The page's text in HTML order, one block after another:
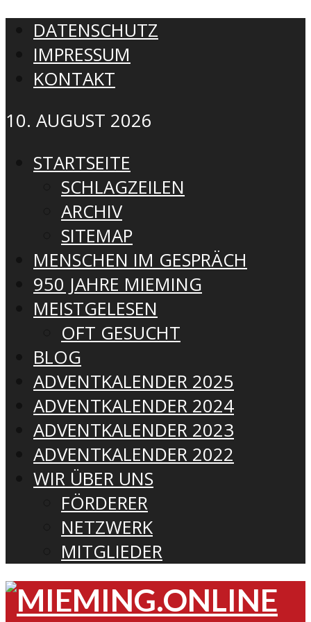
DATENSCHUTZ
IMPRESSUM
KONTAKT
10. AUGUST 2026
STARTSEITE
SCHLAGZEILEN
ARCHIV
SITEMAP
MENSCHEN IM GESPRÄCH
950 JAHRE MIEMING
MEISTGELESEN
OFT GESUCHT
BLOG
ADVENTKALENDER 2025
ADVENTKALENDER 2024
ADVENTKALENDER 2023
ADVENTKALENDER 2022
WIR ÜBER UNS
FÖRDERER
NETZWERK
MITGLIEDER